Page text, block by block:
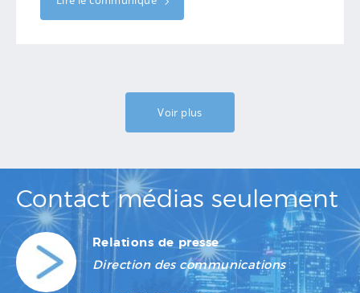
Voir plus
Contact médias seulement
Relations de presse
Direction des communications